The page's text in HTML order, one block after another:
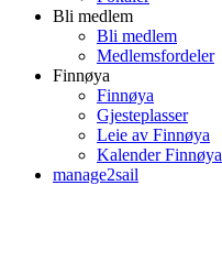
Bli medlem
Bli medlem
Medlemsfordeler
Finnøya
Finnøya
Gjesteplasser
Leie av Finnøya
Kalender Finnøya
manage2sail